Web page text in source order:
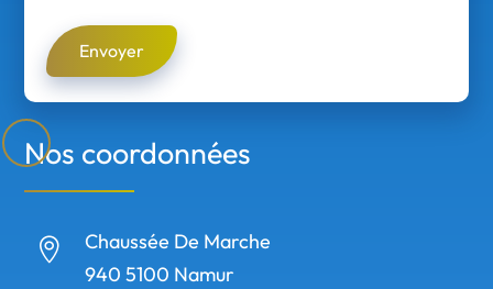
Envoyer
Nos coordonnées

Chaussée De Marche
940 5100 Namur